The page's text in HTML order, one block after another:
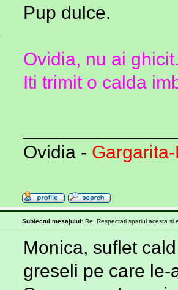
Pup dulce.
Ovidia, nu ai
Iti trimit o calda
Ovidia -
Subiectul mesajului: Re: Respectati spatiul acesta si
Monica, suflet
greseli pe care le-